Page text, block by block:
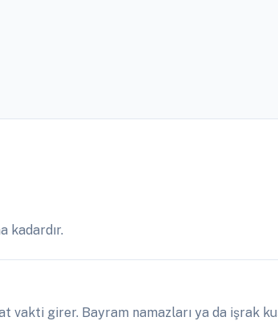
kadardır.
vakti girer. Bayram namazları ya da işrak